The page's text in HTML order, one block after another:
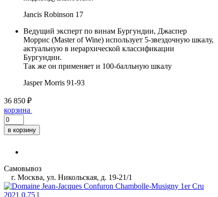
Jancis Robinson 17
Ведущий эксперт по винам Бургундии, Джаспер
Моррис (Master of Wine) использует 5-звездочную шкалу,
актуальную в иерархической классификации
Бургундии.
Так же он применяет и 100-балльную шкалу
Jasper Morris 91-93
36 850 ₽
корзина
в корзину
Самовывоз
г. Москва, ул. Никольская, д. 19-21/1